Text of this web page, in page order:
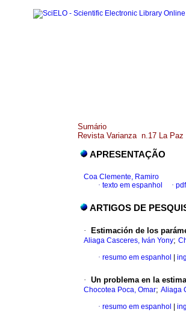
Sumário
Revista Varianza n.17 La Paz
APRESENTAÇÃO
Coa Clemente, Ramiro
· texto em espanhol ·
ARTIGOS DE
· Estimación de los
Aliaga Casceres, Iván Yony;
· resumo em espanhol
· Un problema en la
Chocotea Poca, Omar; Aliaga
· resumo em espanhol